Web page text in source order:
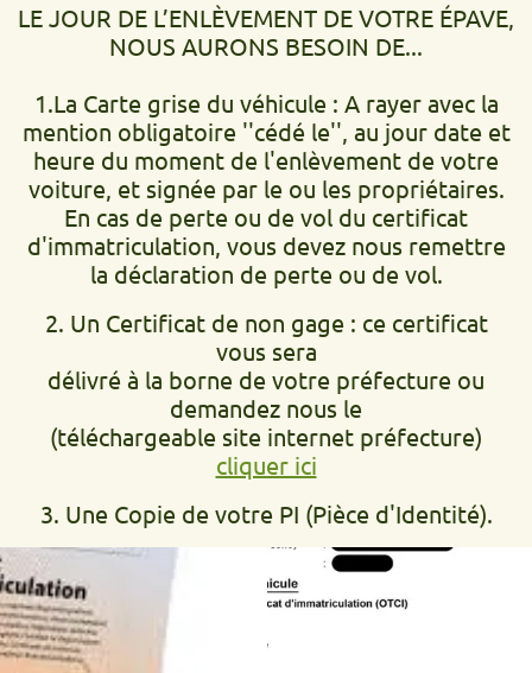
LE JOUR DE L’ENLÈVEMENT DE VOTRE ÉPAVE,
NOUS AURONS BESOIN DE...
1.La Carte grise du véhicule : A rayer avec la
mention obligatoire ''cédé le'', au jour date et
heure du moment de l'enlèvement de votre
voiture, et signée par le ou les propriétaires.
En cas de perte ou de vol du certificat
d'immatriculation, vous devez nous remettre
la déclaration de perte ou de vol.
2. Un Certificat de non gage : ce certificat
vous sera
délivré à la borne de votre préfecture ou
demandez nous le
(téléchargeable site internet préfecture)
cliquer ici
3. Une Copie de votre PI (Pièce d'Identité).